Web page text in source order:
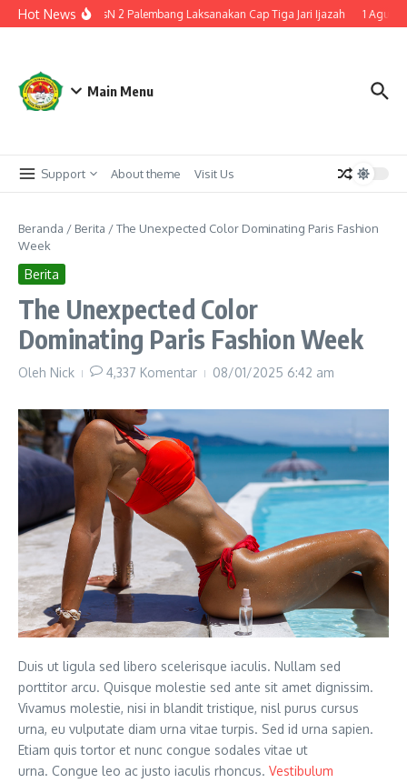
Lewati ke konten
Hot News
Kelulusan, MTsN 2 Palembang Laksanakan Cap Tiga Jari Ijazah 1
Main Menu
Support About theme Visit Us
Beranda / Berita /The Unexpected Color Dominating Paris Fashion
Week
Berita
The Unexpected Color
Dominating Paris Fashion Week
Oleh Nick 4,337 Komentar 08/01/2025 6:42 am
Duis ut ligula sed libero scelerisque iaculis. Nullam sed
porttitor arcu. Quisque molestie sed ante sit amet dignissim.
Vivamus molestie, nisi in blandit tristique, nisl purus cursus
urna, eu vulputate diam urna vitae turpis. Sed id urna sapien.
Etiam quis tortor et nunc congue sodales vitae ut
urna. Congue leo ac justo iaculis rhoncus. Vestibulum